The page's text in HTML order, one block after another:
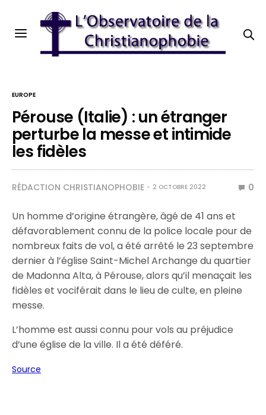
EUROPE
Pérouse (Italie) : un étranger
perturbe la messe et intimide
les fidèles
RÉDACTION CHRISTIANOPHOBIE 2 OCTOBRE 2022 0
Un homme d’origine étrangère, âgé de 41 ans et
défavorablement connu de la police locale pour de
nombreux faits de vol, a été arrêté le 23 septembre
dernier à l’église Saint-Michel Archange du quartier
de Madonna Alta, à Pérouse, alors qu’il menaçait les
fidèles et vociférait dans le lieu de culte, en pleine
messe.
L’homme est aussi connu pour vols au préjudice
d’une église de la ville. Il a été déféré.
Source